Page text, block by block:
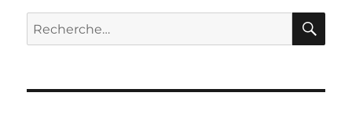
Recherche
pour :